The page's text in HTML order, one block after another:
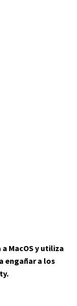
MacOS y utiliza
engañar a los